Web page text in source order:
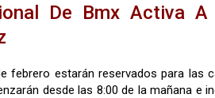
De Bmx Activa
febrero estarán reservados para las
desde las 8:00 de la mañana e